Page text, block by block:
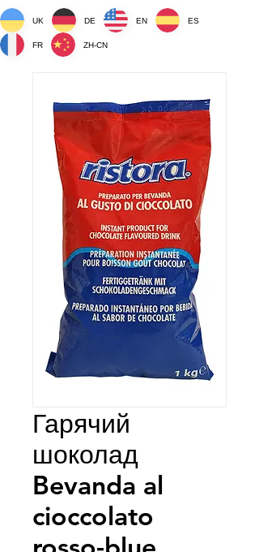
Гарячий
шоколад
Bevanda al
cioccolato
UK DE EN ES
FR ZH-CN